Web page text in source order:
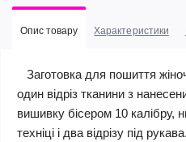
Опис товару Характеристики
Заготовка для пошиття
один відріз тканини з
вишивку бісером 10 калібру,
техніці і два відрізу під